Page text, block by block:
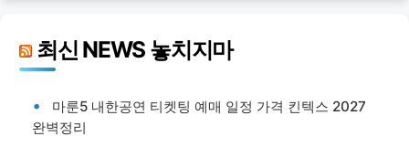
최신 NEWS 놓치지마
마룬5 내한공연 티켓팅 예매 일정 가격 킨텍스 2027
완벽정리